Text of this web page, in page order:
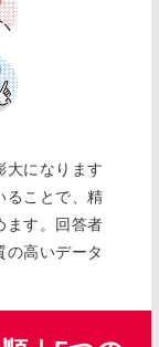
大になります
ることで、精
ます。回答者
の高いデータ